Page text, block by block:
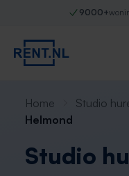
9000+
Home Studio
Helmond
Studio